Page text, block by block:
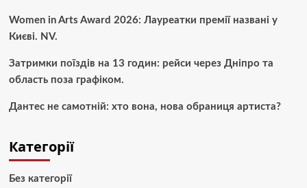
Women in Arts Award 2026: Лауреатки премії названі у
Києві. NV.
Затримки поїздів на 13 годин: рейси через Дніпро та
область поза графіком.
Дантес не самотній: хто вона, нова обраниця артиста?
Категорії
Без категорії